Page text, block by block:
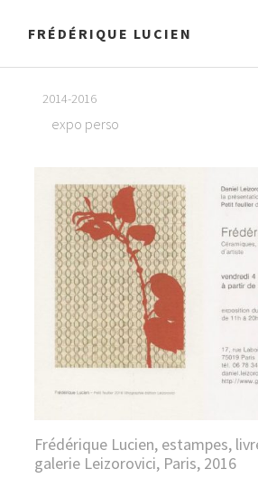
FRÉDÉRIQUE LUCIEN
2014-2016
expo perso
Frédérique Lucien, estampes,
galerie Leizorovici, Paris, 2016